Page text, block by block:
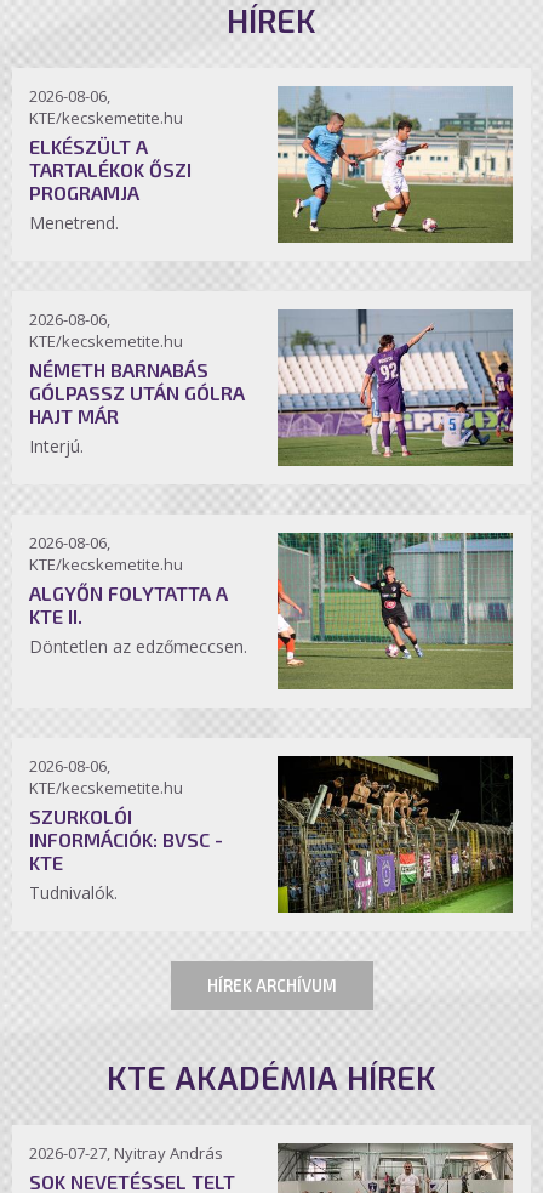
HÍREK
2026-08-06,
KTE/kecskemetite.hu
ELKÉSZÜLT A
TARTALÉKOK ŐSZI
PROGRAMJA
Menetrend.
2026-08-06,
KTE/kecskemetite.hu
NÉMETH BARNABÁS
GÓLPASSZ UTÁN GÓLRA
HAJT MÁR
Interjú.
2026-08-06,
KTE/kecskemetite.hu
ALGYŐN FOLYTATTA A
KTE II.
Döntetlen az edzőmeccsen.
2026-08-06,
KTE/kecskemetite.hu
SZURKOLÓI
INFORMÁCIÓK: BVSC -
KTE
Tudnivalók.
HÍREK ARCHÍVUM
KTE AKADÉMIA HÍREK
2026-07-27, Nyitray András
SOK NEVETÉSSEL TELT